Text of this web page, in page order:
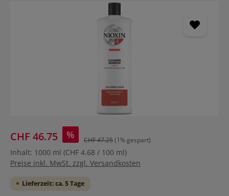
CHF 46.75 % CHF 47.25(1% gespart)
Inhalt: 1000 ml (CHF 4.68 / 100 ml)
Preise inkl. MwSt. zzgl. Versandkosten
Lieferzeit: ca. 5 Tage